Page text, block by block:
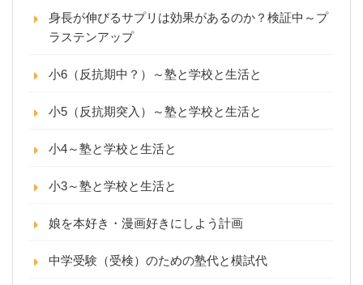
身長が伸びるサプリは効果があるのか？検証中～プ
ラステンアップ
小6（反抗期中？）～塾と学校と生活と
小5（反抗期突入）～塾と学校と生活と
小4～塾と学校と生活と
小3～塾と学校と生活と
娘を本好き・漫画好きにしよう計画
中学受験（受検）のための塾代と模試代